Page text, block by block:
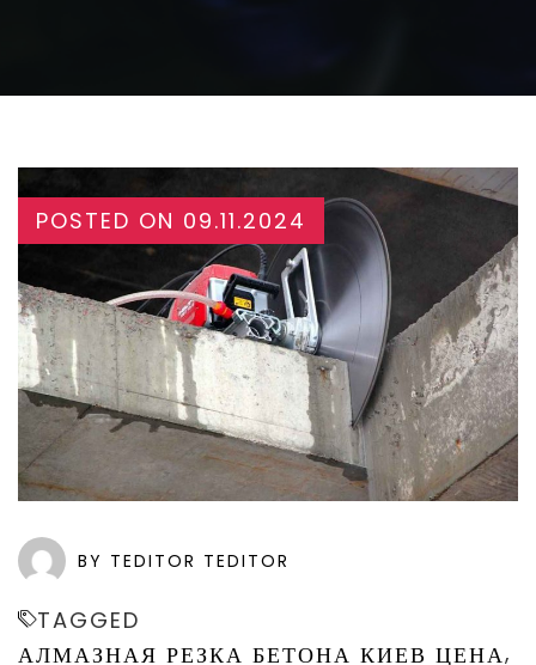
POSTED ON 09.11.2024
BY TEDITOR TEDITOR
TAGGED
АЛМАЗНАЯ РЕЗКА БЕТОНА КИЕВ ЦЕНА,